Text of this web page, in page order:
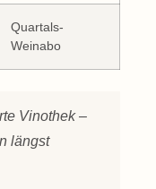
Quartals-
Weinabo
Vinothek –
längst